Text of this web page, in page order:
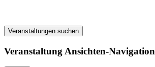
Veranstaltungen suchen
Veranstaltung Ansichten-Navigation